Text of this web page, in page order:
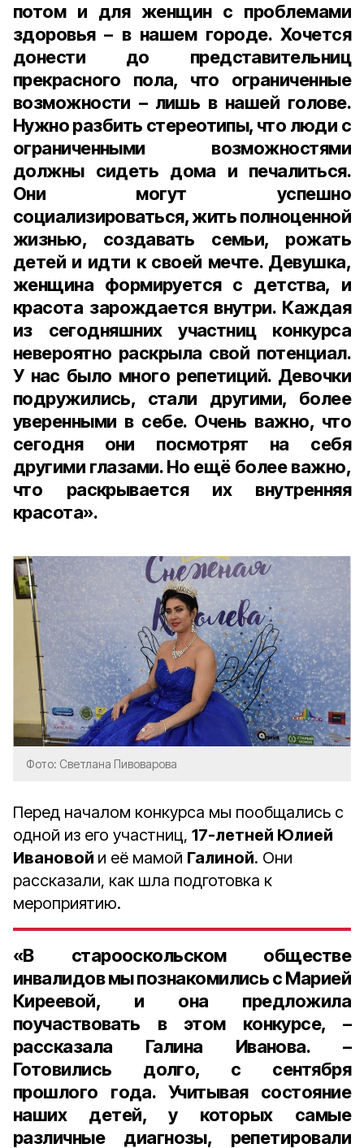
потом и для женщин с проблемами
здоровья – в нашем городе. Хочется
донести до представительниц
прекрасного пола, что ограниченные
возможности – лишь в нашей голове.
Нужно разбить стереотипы, что люди с
ограниченными возможностями
должны сидеть дома и печалиться.
Они могут успешно
социализироваться, жить полноценной
жизнью, создавать семьи, рожать
детей и идти к своей мечте. Девушка,
женщина формируется с детства, и
красота зарождается внутри. Каждая
из сегодняшних участниц конкурса
невероятно раскрыла свой потенциал.
У нас было много репетиций. Девочки
подружились, стали другими, более
уверенными в себе. Очень важно, что
сегодня они посмотрят на себя
другими глазами. Но ещё более важно,
что раскрывается их внутренняя
красота».
Фото: Светлана Пивоварова
Перед началом конкурса мы пообщались с
одной из его участниц, 17-летней Юлией
Ивановой и её мамой Галиной. Они
рассказали, как шла подготовка к
мероприятию.
«В старооскольском обществе
инвалидов мы познакомились с Марией
Киреевой, и она предложила
поучаствовать в этом конкурсе, –
рассказала Галина Иванова. –
Готовились долго, с сентября
прошлого года. Учитывая состояние
наших детей, у которых самые
различные диагнозы, репетировали